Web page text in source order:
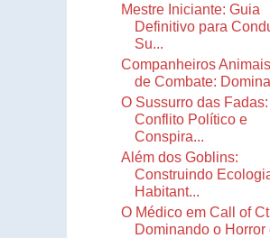
Mestre Iniciante: Guia
Definitivo para
Su...
Companheiros
de Combate:
O Sussurro das Fadas:
Conflito Político e
Conspira...
Além dos Goblins:
Construindo
Habitant...
O Médico em Call of
Dominando o Horror